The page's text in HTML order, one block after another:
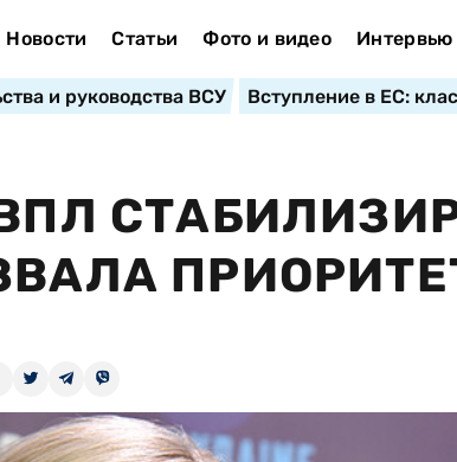
Новости Статьи Фото и видео Интервью
и руководства ВСУ Вступление в ЕС: